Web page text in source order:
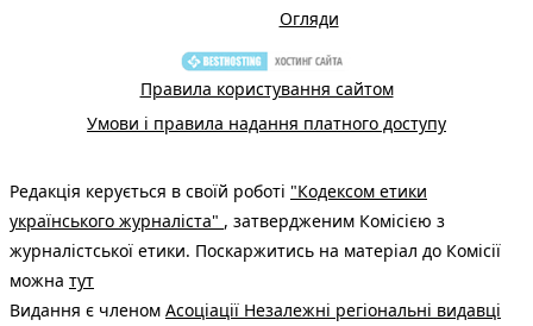
Огляди
Правила користування сайтом
Умови і правила надання платного доступу
Редакція керується в своїй роботі "Кодексом етики
українського журналіста" , затвердженим Комісією з
журналістської етики. Поскаржитись на матеріал до Комісії
можна тут
Видання є членом Асоціації Незалежні регіональні видавці